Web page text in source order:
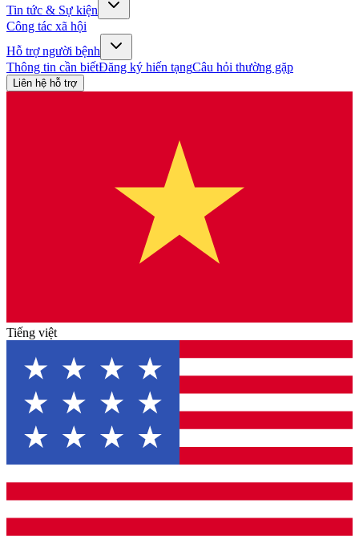
Tin tức & Sự kiện
Công tác xã hội
Hỗ trợ người bệnh
Thông tin cần biếtĐăng ký hiến tạngCâu hỏi thường gặp
Liên hệ hỗ trợ
Tiếng việt